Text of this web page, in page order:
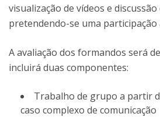
visualização de vídeos e
pretendendo-se uma
A avaliação dos formandos será
incluirá duas componentes:
Trabalho de grupo a partir
caso complexo de comunicação